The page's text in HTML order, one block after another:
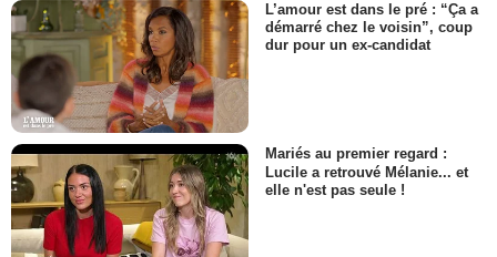
L’amour est dans le pré : “Ça a
démarré chez le voisin”, coup
dur pour un ex-candidat
Mariés au premier regard :
Lucile a retrouvé Mélanie... et
elle n'est pas seule !